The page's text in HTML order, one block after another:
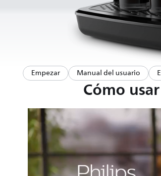
Empezar Manual del usuario
Cómo